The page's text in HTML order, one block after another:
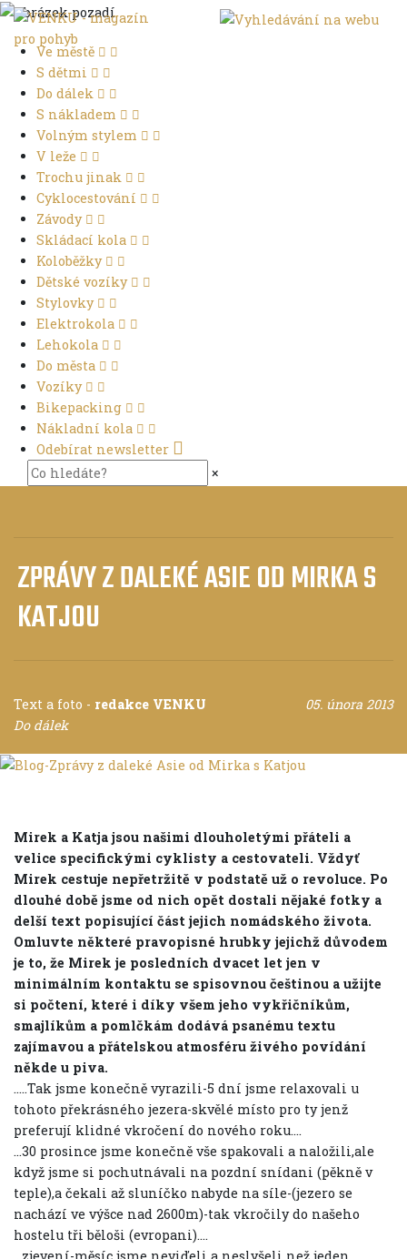
Ve městě
S dětmi
Do dálek
S nákladem
Volným stylem
V leže
Trochu jinak
Cyklocestování
Závody
Skládací kola
Koloběžky
Dětské vozíky
Stylovky
Elektrokola
Lehokola
Do města
Vozíky
Bikepacking
Nákladní kola
Odebírat newsletter
×
ZPRÁVY Z DALEKÉ ASIE OD MIRKA S
KATJOU
Text a foto - redakce VENKU
05. února 2013
Do dálek
Mirek a Katja jsou našimi dlouholetými přáteli a
velice specifickými cyklisty a cestovateli. Vždyť
Mirek cestuje nepřetržitě v podstatě už o revoluce. Po
dlouhé době jsme od nich opět dostali nějaké fotky a
delší text popisující část jejich nomádského života.
Omluvte některé pravopisné hrubky jejichž důvodem
je to, že Mirek je posledních dvacet let jen v
minimálním kontaktu se spisovnou češtinou a užijte
si počtení, které i díky všem jeho vykřičníkům,
smajlíkům a pomlčkám dodává psanému textu
zajímavou a přátelskou atmosféru živého povídání
někde u piva.
.....Tak jsme konečně vyrazili-5 dní jsme relaxovali u
tohoto překrásného jezera-skvělé místo pro ty jenž
preferují klidné vkročení do nového roku....
...30 prosince jsme konečně vše spakovali a naložili,ale
když jsme si pochutnávali na pozdní snídani (pěkně v
teple),a čekali až sluníčko nabyde na síle-(jezero se
nachází ve výšce nad 2600m)-tak vkročily do našeho
hostelu tři běloši (evropani)....